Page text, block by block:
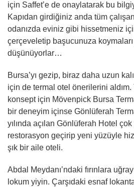
için Saffet’e de onaylatarak bu
Kapıdan girdiğiniz anda tüm
odanızda eviniz gibi hissetmeniz
çerçeveletip başucunuza
düşünüyorlar…
Bursa’yı gezip, biraz daha uzun
için de termal otel önerilerini
konsept için Mövenpick Bursa
bir deneyim içinse Gönlüferah
yılında açılan Gönlüferah Hotel
restorasyon geçirip yeni yüzüyle
şık bir aile oteli.
Abdal Meydanı’ndaki fırınlara
lokum yiyin. Çarşıdaki esnaf